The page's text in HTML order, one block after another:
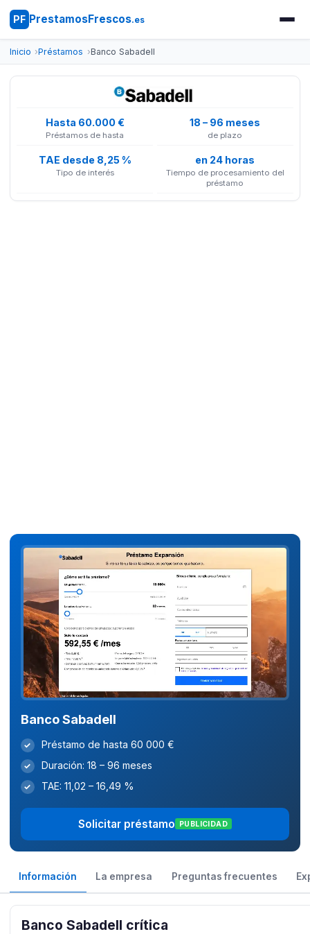
PF PrestamosFrescos.es
Inicio Préstamos Banco Sabadell
Hasta 60.000 €
Préstamos de hasta
18 – 96 meses
de plazo
TAE desde 8,25 %
Tipo de interés
en 24 horas
Tiempo de procesamiento del
préstamo
Banco Sabadell
✓ Préstamo de hasta 60 000 €
✓ Duración: 18 – 96 meses
✓ TAE: 11,02 – 16,49 %
Solicitar préstamo PUBLICIDAD
Información La empresa Preguntas frecuentes
Banco Sabadell crítica